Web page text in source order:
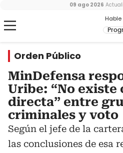
Hable
09 ago 2026
Orden Público
MinDefensa
Uribe: “No existe
directa” entre
criminales y voto
Según el jefe de la
las conclusiones de esa